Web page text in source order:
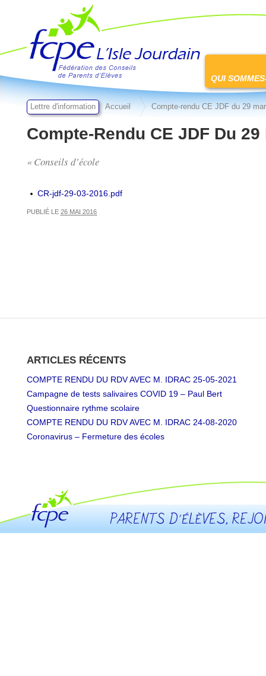
FCPE L'isle jourdain
au
contenu
QUI
Lettre d'information Accueil Compte-rendu CE JDF du 29
Compte-Rendu CE JDF Du 29
« Conseils d’école
CR-jdf-29-03-2016.pdf
PUBLIÉ LE 26 MAI 2016
ARTICLES RÉCENTS
COMPTE RENDU DU RDV AVEC M. IDRAC 25-05-2021
Campagne de tests salivaires COVID 19 – Paul Bert
Questionnaire rythme scolaire
COMPTE RENDU DU RDV AVEC M. IDRAC 24-08-2020
Coronavirus – Fermeture des écoles